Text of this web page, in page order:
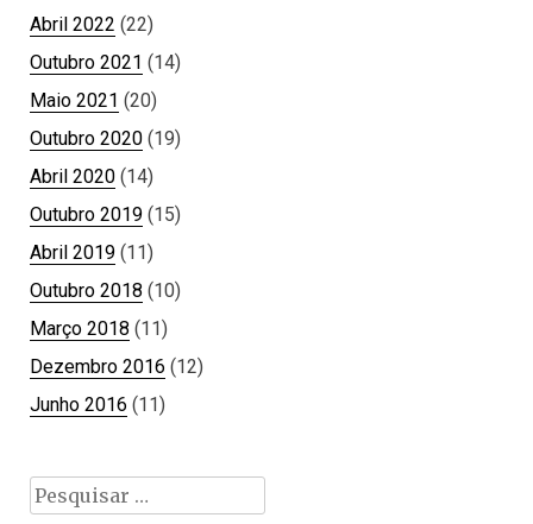
Abril 2022 (22)
Outubro 2021 (14)
Maio 2021 (20)
Outubro 2020 (19)
Abril 2020 (14)
Outubro 2019 (15)
Abril 2019 (11)
Outubro 2018 (10)
Março 2018 (11)
Dezembro 2016 (12)
Junho 2016 (11)
Pesquisar
por: